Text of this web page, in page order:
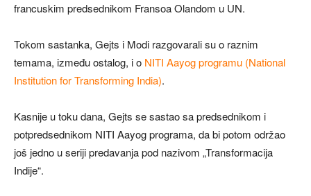
francuskim predsednikom Fransoa Olandom u UN.
Tokom sastanka, Gejts i Modi razgovarali su o raznim
temama, između ostalog, i o NITI Aayog programu (National
Institution for Transforming India).
Kasnije u toku dana, Gejts se sastao sa predsednikom i
potpredsednikom NITI Aayog programa, da bi potom održao
još jedno u seriji predavanja pod nazivom „Transformacija
Indije“.